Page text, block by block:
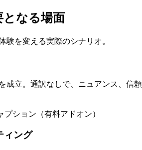
となる場面
験を変える実際のシナリオ。
成立。通訳なしで、ニュアンス、信頼
ション（有料アドオン）
ィング